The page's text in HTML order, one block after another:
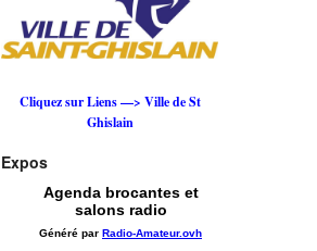
Cliquez sur Liens —> Ville de St
Ghislain
Expos